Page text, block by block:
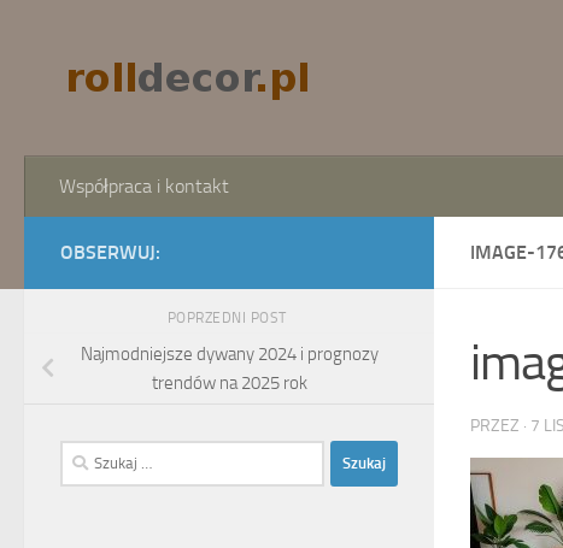
Współpraca i kontakt
IMAGE-
PRZEZ · 7
OBSERWUJ:
POPRZEDNI POST
Najmodniejsze dywany 2024 i prognozy
trendów na 2025 rok
Szukaj: